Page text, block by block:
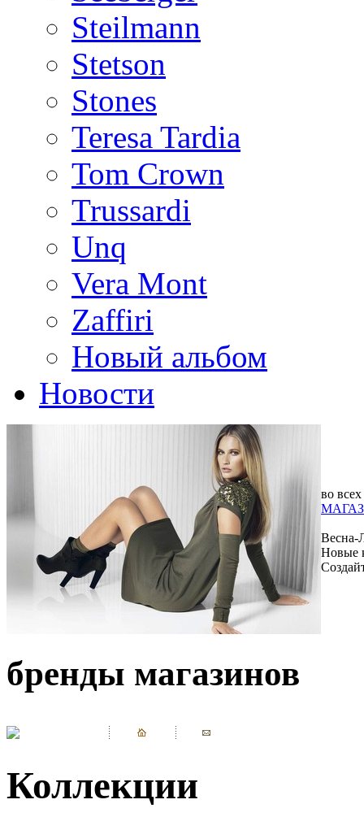
Steilmann
Stetson
Stones
Teresa Tardia
Tom Crown
Trussardi
Unq
Vera Mont
Zaffiri
Новый альбом
Новости
во всех
Весна-
Новые
бренды магазинов
Коллекции